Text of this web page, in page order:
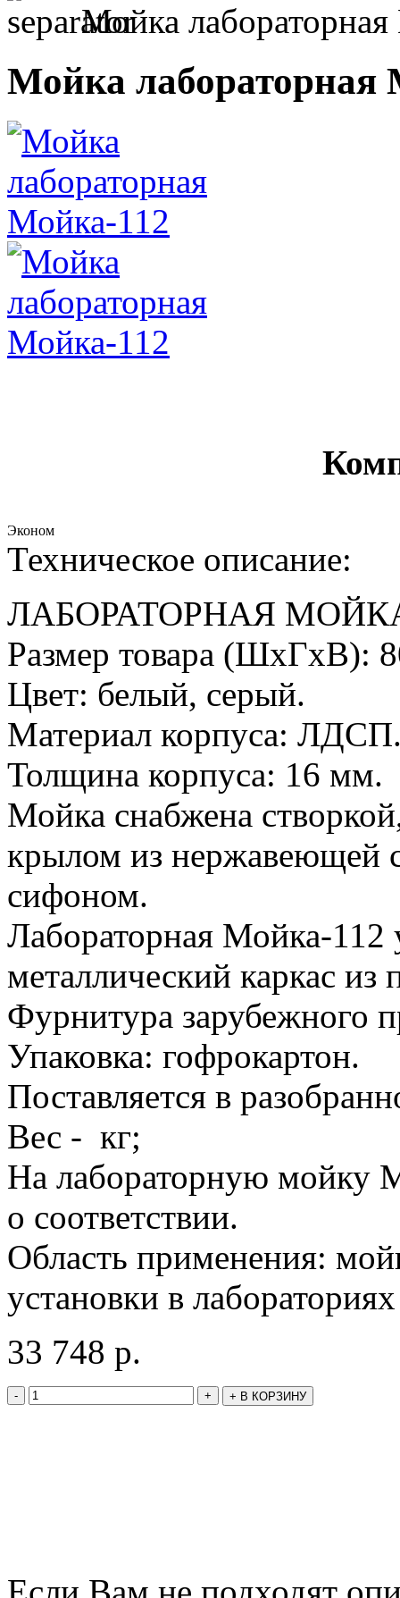
Мойка
Мойка лабораторная
Эконом
Техническое описание:
ЛАБОРАТОРНАЯ
Размер товара (ШхГхВ):
Цвет: белый, серый.
Материал корпуса:
Толщина корпуса: 16 мм.
Мойка снабжена
крылом из нержавеющей
сифоном.
Лабораторная Мойка-112
металлический каркас
Фурнитура зарубежного
Упаковка: гофрокартон.
Поставляется в
Вес - кг;
На лабораторную мойку
о соответствии.
Область применения:
установки в
33 748 р.
- + + В КОРЗИНУ